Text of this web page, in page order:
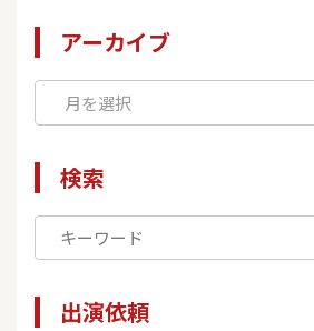
アーカイブ
検索
出演依頼